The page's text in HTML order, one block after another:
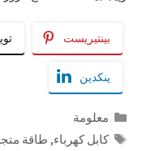
بينتيريست
ينكدين
التصنيفات
معلومة
العلامات
كابل كهرباء, طاقة